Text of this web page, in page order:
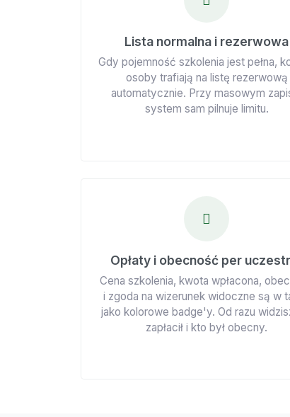
Lista normalna i rezerwowa
Gdy pojemność szkolenia jest pełna,
osoby trafiają na listę rezerwową
automatycznie. Przy masowym
system sam pilnuje limitu.
Opłaty i obecność per
Cena szkolenia, kwota wpłacona,
i zgoda na wizerunek widoczne są w
jako kolorowe badge'y. Od razu
zapłacił i kto był obecny.